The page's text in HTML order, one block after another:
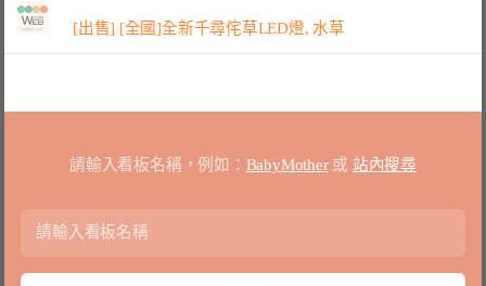
[出售] [全國]全新千尋侘草LED燈, 水草
請輸入看板名稱，例如： BabyMother或 站內搜尋